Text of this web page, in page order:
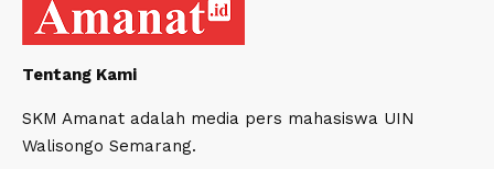
Tentang Kami
SKM Amanat adalah media pers mahasiswa UIN
Walisongo Semarang.